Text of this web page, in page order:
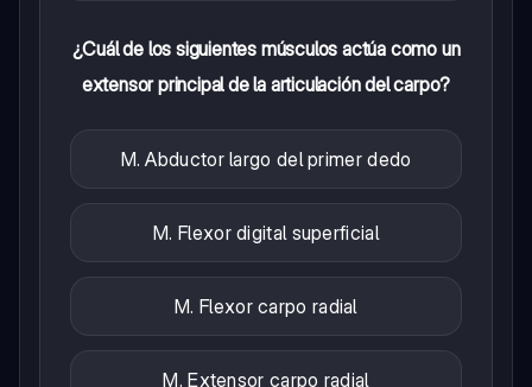
¿Cuál de los siguientes músculos actúa como un
extensor principal de la articulación del carpo?
M. Abductor largo del primer dedo
M. Flexor digital superficial
M. Flexor carpo radial
M. Extensor carpo radial